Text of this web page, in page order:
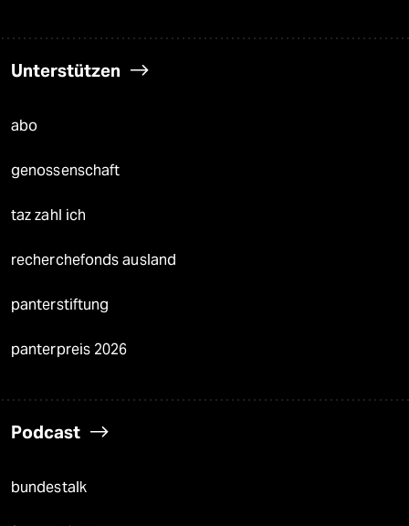
Unterstützen
abo
genossenschaft
taz zahl ich
recherchefonds ausland
panterstiftung
panterpreis 2026
Podcast
bundestalk